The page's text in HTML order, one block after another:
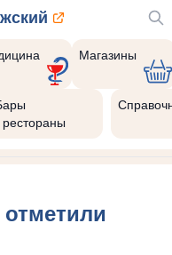
Магазины
рестораны